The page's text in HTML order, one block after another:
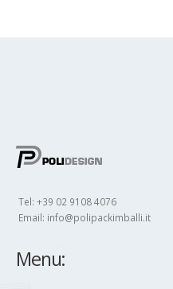
Tel: +39 02 9108 4076
Email: info@polipackimballi.it
Menu: